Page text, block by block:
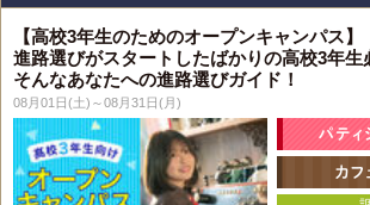
【高校3年生のためのオープンキャンパス】
進路選びがスタートしたばかりの高校3年生
そんなあなたへの進路選びガイド！
08月01日(土)～08月31日(月)